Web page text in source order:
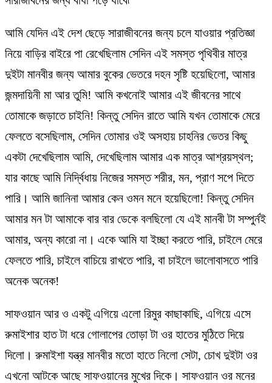
আমি যেদিন এই দেশ ছেড়ে সারাজীবনের জন্য চলে যাওয়ার প্রতিজ্ঞা
নিয়ে বাড়ির বাইরে পা রেখেছিলাম সেদিন এই সমস্ত পৃথিবীর মাত্র
দুইটা মানবীর জন্য আমার বুকের ভেতরে দহন সৃষ্টি হয়েছিলো, আমার
জন্মদায়িনী মা আর তুমি! আমি কখনোই আমার এই জীবনের সাথে
তোমাকে জড়াতে চাইনি! কিন্তু সেদিন রাতে আমি যখন তোমাকে মেরে
ফেলতে বসেছিলাম, সেদিন তোমার ওই অসহায় চাহনির ভেতর কিছু
একটা দেখেছিলাম আমি, দেখেছিলাম আমার এক মাত্র আশ্রয়স্থল;
যার কাছে আমি নির্দ্বিধায় নিজের সমস্ত শরীর, মন, প্রাণ সপে দিতে
পারি। আমি জানিনা আমার কেন ওমন মনে হয়েছিলো! কিন্তু সেদিন
আমার মন টা আমাকে বার বার ডেকে বলছিলো যে এই মানবী টা সম্পুর্নই
আমার, অন্য কারো না। একে আমি যা ইচ্ছা করতে পারি, চাইলে মেরে
ফেলতে পারি, চাইলে বাচিয়ে রাখতে পারি, বা চাইলে ভালোবাসতে পারি
অনেক অনেক!
সাফওয়ান আর ও একটু এগিয়ে এলো রিমুর কাছাকাছি, এগিয়ে এসে
রুমাইশার হাত টা ধরে গোলাপের তোড়া টা ওর হাতের মুঠিতে দিয়ে
দিলো। রুমাইশা যন্ত্র মানবীর মতো হাতে নিলো সেটা, চোখ দুইটা ওর
এখনো আটকে আছে সাফওয়ানের মুখের দিকে। সাফওয়ান ওর মনের